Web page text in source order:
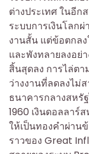
ต่างประเทศ ในอี
ระบบการเงินโลก
งานสั้น แต่ข้อตกล
และพังทลายลงอย่
สิ้นสุดลง การไล่ตา
ว่างงานที่ลดลงไม่
ธนาคารกลางสหรั
1960 เงินดอลลาร์
ให้เป็นทองคำผ่าน
ราวของ Great